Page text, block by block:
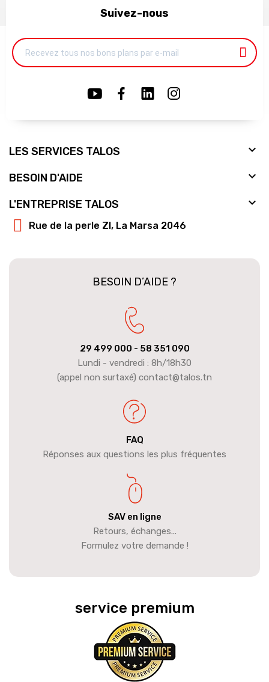
Suivez-nous
LES SERVICES TALOS 
BESOIN D'AIDE 
L'ENTREPRISE TALOS 
Rue de la perle ZI, La Marsa 2046
BESOIN D’AIDE ?
29 499 000 - 58 351 090
Lundi - vendredi : 8h/18h30
(appel non surtaxé) contact@talos.tn
FAQ
Réponses aux questions les plus fréquentes
SAV en ligne
Retours, échanges...
Formulez votre demande !
service premium